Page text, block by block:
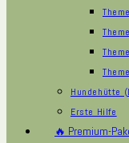
Hundehütte
Erste Hilfe
🔥 Premium-